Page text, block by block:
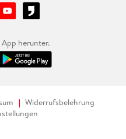
App herunter.
Widerrufsbelehrung